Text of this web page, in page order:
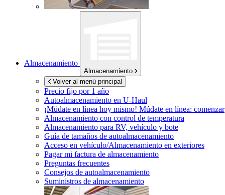
Almacenamiento
Almacenamiento
Volver al menú principal
Precio fijo por 1 año
Autoalmacenamiento en U-Haul
¡Múdate en línea hoy mismo! Múdate en línea: comenzar
Almacenamiento con control de temperatura
Almacenamiento para RV, vehículo y bote
Guía de tamaños de autoalmacenamiento
Acceso en vehículo/Almacenamiento en exteriores
Pagar mi factura de almacenamiento
Preguntas frecuentes
Consejos de autoalmacenamiento
Suministros de almacenamiento